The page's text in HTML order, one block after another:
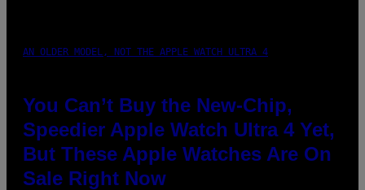
AN OLDER MODEL, NOT THE APPLE WATCH ULTRA 4
You Can’t Buy the New-Chip,
Speedier Apple Watch Ultra 4 Yet,
But These Apple Watches Are On
Sale Right Now